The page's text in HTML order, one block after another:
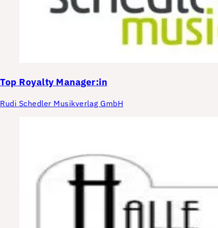
Top Royalty Manager:in
Rudi Schedler Musikverlag GmbH